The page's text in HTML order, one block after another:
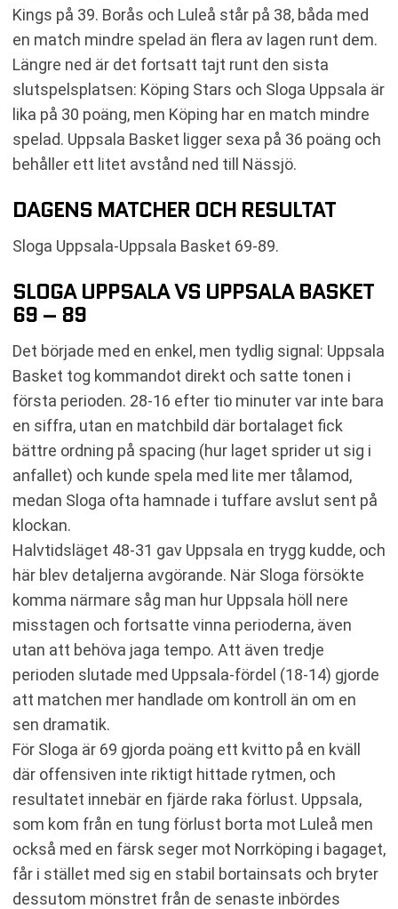
Kings på 39. Borås och Luleå står på 38, båda med
en match mindre spelad än flera av lagen runt dem.
Längre ned är det fortsatt tajt runt den sista
slutspelsplatsen: Köping Stars och Sloga Uppsala är
lika på 30 poäng, men Köping har en match mindre
spelad. Uppsala Basket ligger sexa på 36 poäng och
behåller ett litet avstånd ned till Nässjö.
DAGENS MATCHER OCH RESULTAT
Sloga Uppsala-Uppsala Basket 69-89.
SLOGA UPPSALA VS UPPSALA BASKET
69 – 89
Det började med en enkel, men tydlig signal: Uppsala
Basket tog kommandot direkt och satte tonen i
första perioden. 28-16 efter tio minuter var inte bara
en siffra, utan en matchbild där bortalaget fick
bättre ordning på spacing (hur laget sprider ut sig i
anfallet) och kunde spela med lite mer tålamod,
medan Sloga ofta hamnade i tuffare avslut sent på
klockan.
Halvtidsläget 48-31 gav Uppsala en trygg kudde, och
här blev detaljerna avgörande. När Sloga försökte
komma närmare såg man hur Uppsala höll nere
misstagen och fortsatte vinna perioderna, även
utan att behöva jaga tempo. Att även tredje
perioden slutade med Uppsala-fördel (18-14) gjorde
att matchen mer handlade om kontroll än om en
sen dramatik.
För Sloga är 69 gjorda poäng ett kvitto på en kväll
där offensiven inte riktigt hittade rytmen, och
resultatet innebär en fjärde raka förlust. Uppsala,
som kom från en tung förlust borta mot Luleå men
också med en färsk seger mot Norrköping i bagaget,
får i stället med sig en stabil bortainsats och bryter
dessutom mönstret från de senaste inbördes